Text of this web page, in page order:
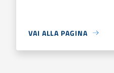
VAI ALLA PAGINA